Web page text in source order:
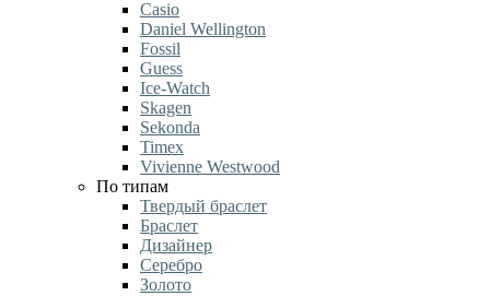
Casio
Daniel Wellington
Fossil
Guess
Ice-Watch
Skagen
Sekonda
Timex
Vivienne Westwood
По типам
Твердый браслет
Браслет
Дизайнер
Серебро
Золото